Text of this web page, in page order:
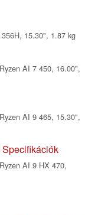
15.30", 1.87 kg
AI 7 450, 16.00",
AI 9 465, 15.30",
Specifikációk
AI 9 HX 470,